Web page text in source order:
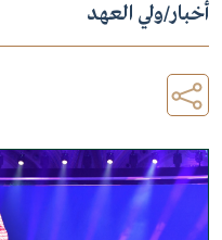
أخبار/ولي العهد